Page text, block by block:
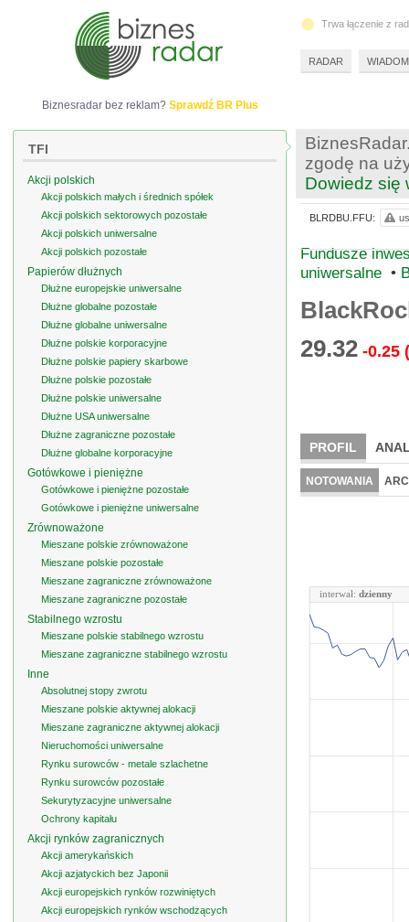
zgodę na
Dowiedz się
Fundusze
uniwersalne •
29.32 -0.25
PROFIL
NOTOWANIA
interwał: dzienny
BLRDBU.FFU:
Biznesradar bez reklam? Sprawdź BR Plus
TFI
Akcji polskich
Akcji polskich małych i średnich spółek
Akcji polskich sektorowych pozostałe
Akcji polskich uniwersalne
Akcji polskich pozostałe
Papierów dłużnych
Dłużne europejskie uniwersalne
Dłużne globalne pozostałe
Dłużne globalne uniwersalne
Dłużne polskie korporacyjne
Dłużne polskie papiery skarbowe
Dłużne polskie pozostałe
Dłużne polskie uniwersalne
Dłużne USA uniwersalne
Dłużne zagraniczne pozostałe
Dłużne globalne korporacyjne
Gotówkowe i pieniężne
Gotówkowe i pieniężne pozostałe
Gotówkowe i pieniężne uniwersalne
Zrównoważone
Mieszane polskie zrównoważone
Mieszane polskie pozostałe
Mieszane zagraniczne zrównoważone
Mieszane zagraniczne pozostałe
Stabilnego wzrostu
Mieszane polskie stabilnego wzrostu
Mieszane zagraniczne stabilnego wzrostu
Inne
Absolutnej stopy zwrotu
Mieszane polskie aktywnej alokacji
Mieszane zagraniczne aktywnej alokacji
Nieruchomości uniwersalne
Rynku surowców - metale szlachetne
Rynku surowców pozostałe
Sekurytyzacyjne uniwersalne
Ochrony kapitału
Akcji rynków zagranicznych
Akcji amerykańskich
Akcji azjatyckich bez Japonii
Akcji europejskich rynków rozwiniętych
Akcji europejskich rynków wschodzących
Trwa łączenie z
RADAR